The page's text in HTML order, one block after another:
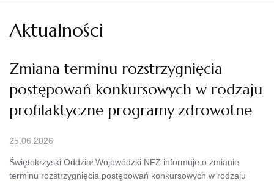
Aktualności
Zmiana terminu rozstrzygnięcia
postępowań konkursowych w rodzaju
profilaktyczne programy zdrowotne
25.06.2026
Świętokrzyski Oddział Wojewódzki NFZ informuje o zmianie
terminu rozstrzygnięcia postępowań konkursowych w rodzaju